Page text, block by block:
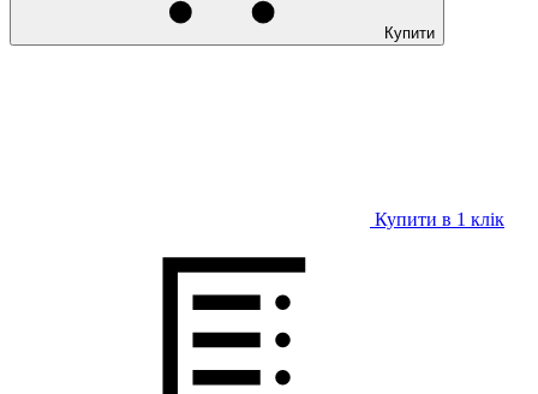
Купити
Купити в 1 клiк